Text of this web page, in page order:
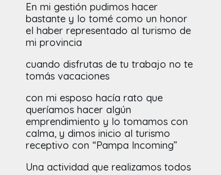
En mi gestión pudimos hacer
bastante y lo tomé como un honor
el haber representado al turismo de
mi provincia
cuando disfrutas de tu trabajo no te
tomás vacaciones
con mi esposo hacía rato que
queríamos hacer algún
emprendimiento y lo tomamos con
calma, y dimos inicio al turismo
receptivo con “Pampa Incoming”
Una actividad que realizamos todos